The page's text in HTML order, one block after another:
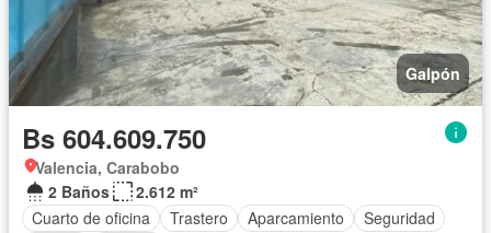
Galpón
Bs 604.609.750
Valencia, Carabobo
2 Baños
2.612 m²
Cuarto de oficina
Trastero Aparcamiento
Seguridad